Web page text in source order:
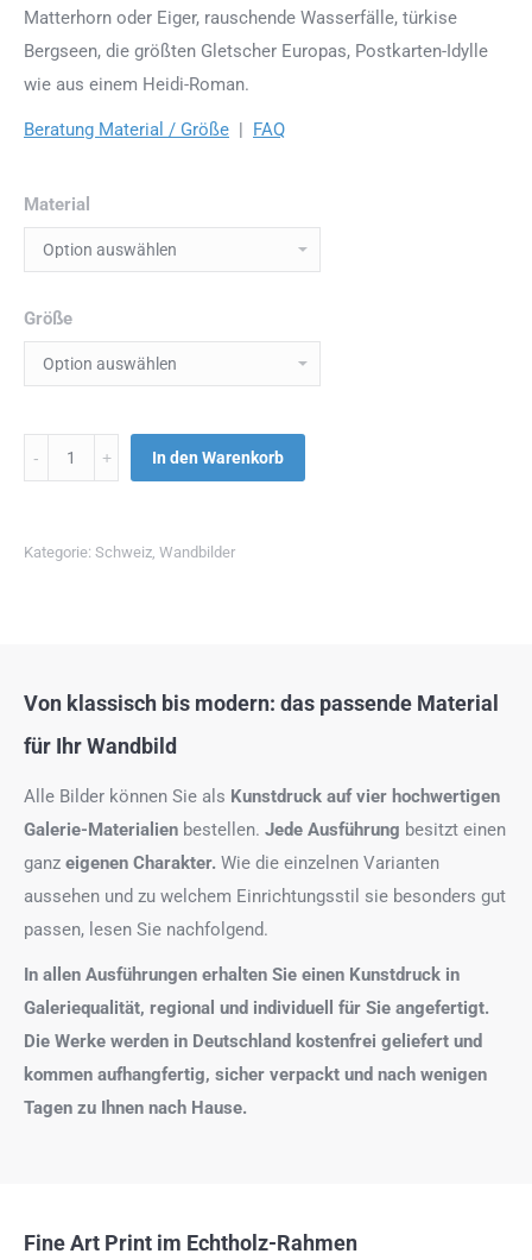
Matterhorn oder Eiger, rauschende Wasserfälle, türkise
Bergseen, die größten Gletscher Europas, Postkarten-Idylle
wie aus einem Heidi-Roman.
Beratung Material / Größe | FAQ
Material
Größe
Menge In den Warenkorb
Kategorie: Schweiz Wandbilder
Von klassisch bis modern: das passende Material
für Ihr Wandbild
Alle Bilder können Sie als Kunstdruck auf vier hochwertigen
Galerie-Materialien bestellen. Jede Ausführung besitzt einen
ganz eigenen Charakter. Wie die einzelnen Varianten
aussehen und zu welchem Einrichtungsstil sie besonders gut
passen, lesen Sie nachfolgend.
In allen Ausführungen erhalten Sie einen Kunstdruck in
Galeriequalität, regional und individuell für Sie angefertigt.
Die Werke werden in Deutschland kostenfrei geliefert und
kommen aufhangfertig, sicher verpackt und nach wenigen
Tagen zu Ihnen nach Hause.
Fine Art Print im Echtholz-Rahmen